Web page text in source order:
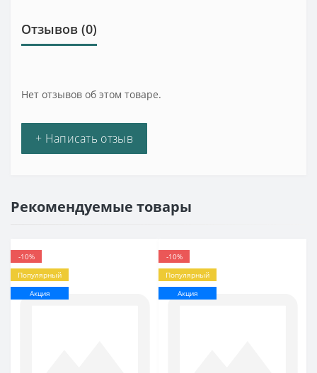
Отзывов (0)
Нет отзывов об этом товаре.
+ Написать отзыв
Рекомендуемые товары
-10%
Популярный
Акция
-10%
Популярный
Акция